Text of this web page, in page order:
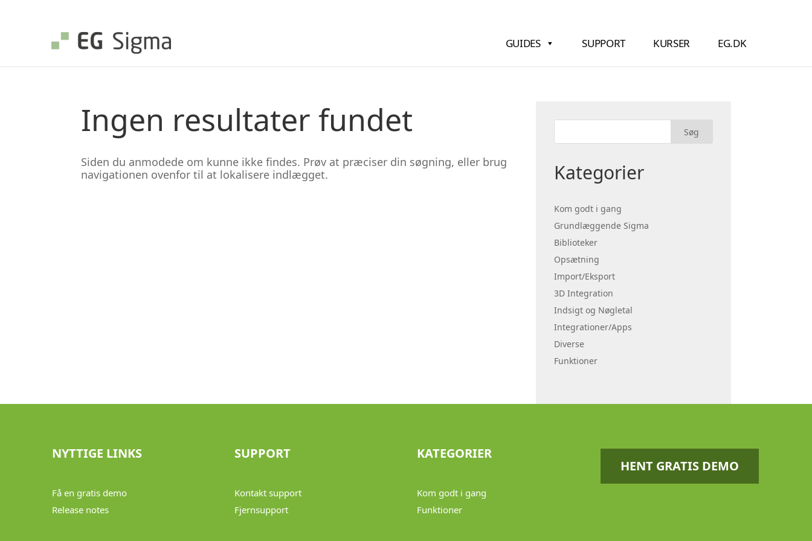
GUIDES SUPPORT KURSER EG.DK
Ingen resultater fundet
Siden du anmodede om kunne ikke findes. Prøv at præciser din søgning, eller brug
navigationen ovenfor til at lokalisere indlægget.
Kategorier
Kom godt i gang
Grundlæggende Sigma
Biblioteker
Opsætning
Import/Eksport
3D Integration
Indsigt og Nøgletal
Integrationer/Apps
Diverse
Funktioner
NYTTIGE LINKS
Få en gratis demo
Release notes
SUPPORT
Kontakt support
Fjernsupport
KATEGORIER
Kom godt i gang
Funktioner
HENT GRATIS DEMO